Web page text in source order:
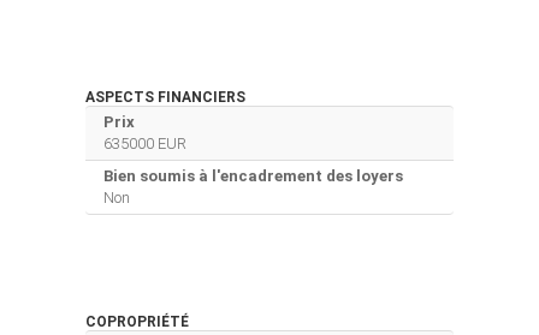
ASPECTS FINANCIERS
Prix
635000 EUR
Bien soumis à l'encadrement des loyers
Non
COPROPRIÉTÉ